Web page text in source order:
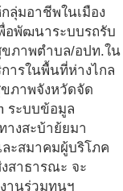
ลุ่มอาชีพในเมือง
อพัฒนาระบบรถรับ
ภาพตำบล/อปท.ใน
ารในพื้นที่ห่างไกล
ภาพจังหวัดจัด
ระบบข้อมูล
างสะบ้าย้ยมา
ะสมาคมผู้บริโภค
สาธารณะ จะ
านร่วมทุนฯ